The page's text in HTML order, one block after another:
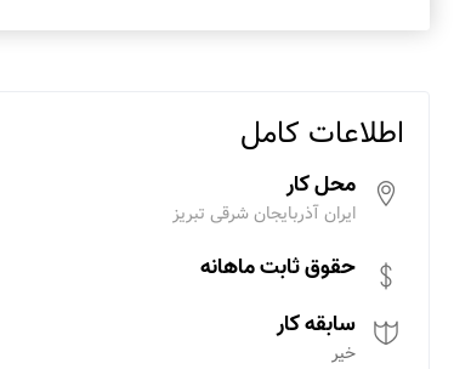
اطلاعات کامل
محل کار
ایران آذربایجان شرقی تبریز
حقوق ثابت ماهانه
سابقه کار
خیر